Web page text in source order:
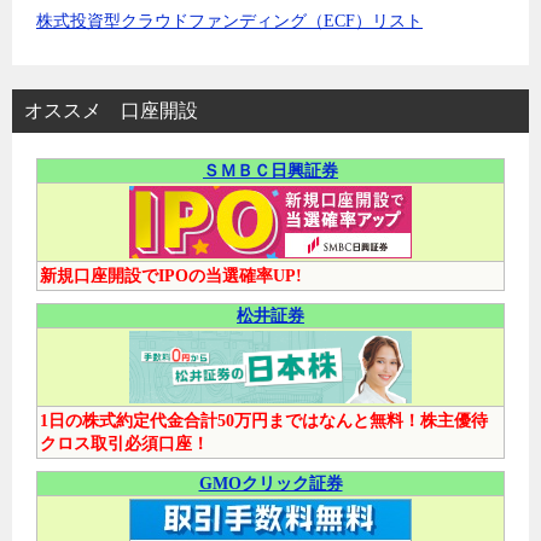
株式投資型クラウドファンディング（ECF）リスト
オススメ 口座開設
ＳＭＢＣ日興証券
新規口座開設でIPOの当選確率UP!
松井証券
1日の株式約定代金合計50万円まではなんと無料！株主優待
クロス取引必須口座！
GMOクリック証券